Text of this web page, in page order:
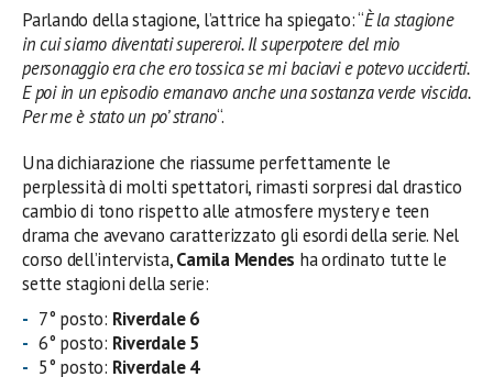
Parlando della stagione, l’attrice ha spiegato: “È la stagione
in cui siamo diventati supereroi. Il superpotere del mio
personaggio era che ero tossica se mi baciavi e potevo ucciderti.
E poi in un episodio emanavo anche una sostanza verde viscida.
Per me è stato un po’ strano“.
Una dichiarazione che riassume perfettamente le
perplessità di molti spettatori, rimasti sorpresi dal drastico
cambio di tono rispetto alle atmosfere mystery e teen
drama che avevano caratterizzato gli esordi della serie. Nel
corso dell’intervista,Camila Mendes ha ordinato tutte le
sette stagioni della serie:
7° posto: Riverdale 6
6° posto: Riverdale 5
5° posto: Riverdale 4